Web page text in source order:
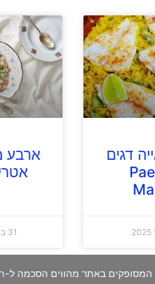
דגים
ארבע
31 בדצמבר 2020
המסופקים באתר מהווים הסכמה ל-